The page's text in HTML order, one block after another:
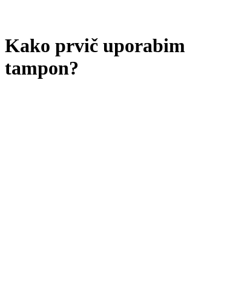
Kako prvič uporabim
tampon?